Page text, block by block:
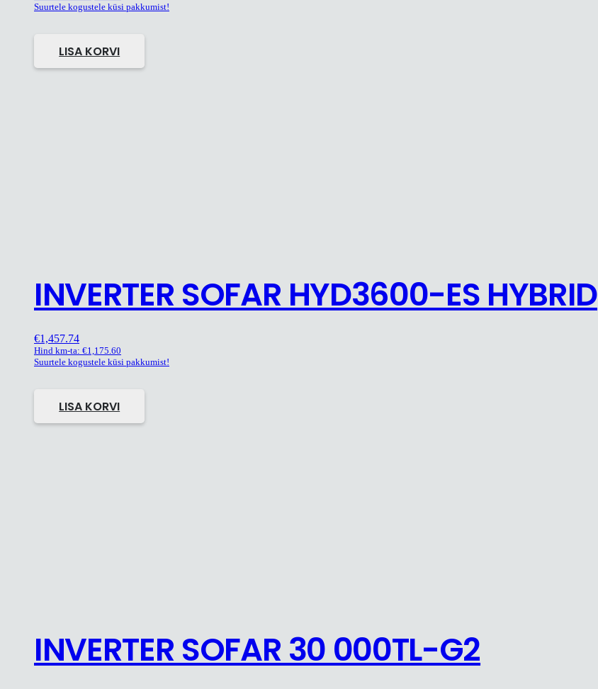
Suurtele kogustele küsi pakkumist!
LISA KORVI
INVERTER SOFAR HYD3600-ES HYBRID
€1,457.74
Hind km-ta: €1,175.60
Suurtele kogustele küsi pakkumist!
LISA KORVI
INVERTER SOFAR 30 000TL-G2